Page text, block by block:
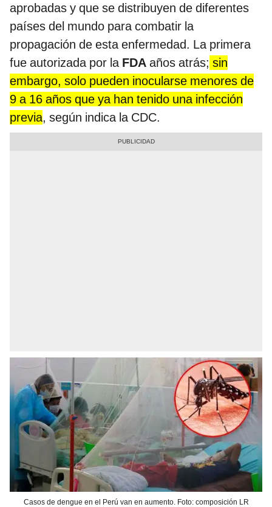
aprobadas y que se distribuyen de diferentes
países del mundo para combatir la
propagación de esta enfermedad. La primera
fue autorizada por la FDA años atrás; sin
embargo, solo pueden inocularse menores de
9 a 16 años que ya han tenido una infección
previa, según indica la CDC.
Casos de dengue en el Perú van en aumento. Foto: composición LR